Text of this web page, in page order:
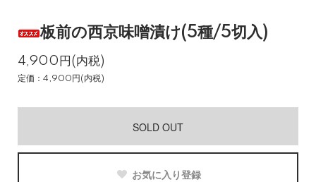
板前の西京味噌漬け(5種/5切入)
4,900円(内税)
定価：4,900円(内税)
SOLD OUT
お気に入り登録